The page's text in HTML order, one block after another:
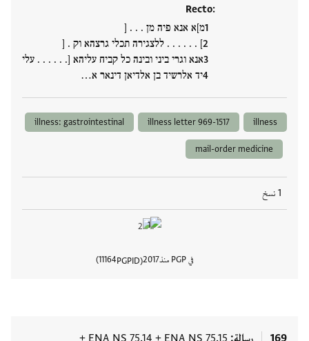
Recto:
מ]א אנא פיה מן . . . [
] . . . . . . ללצגירה תכלי גרצהא וק . [
אנא וגרי ביני ובינה כל קביח עליהא [. . . . . . עלי
יד אלרשיד בן אלדיאן דינאר א…
illness
illness letter 969-1517
illness: gastrointestinal
mail-order medicine
1 نسخ
في PGP منذ 2017
PGPID
11164